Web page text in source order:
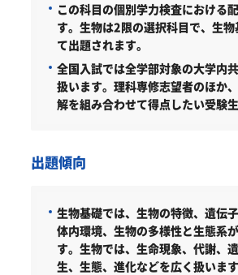
この科目の個別学力検査における
す。 生物は2限の選択科目で、生
て出題されます。
全国入試では全学部対象の大学内
扱います。理科専修志望者のほか
解を組み合わせて得点したい受験生
出題傾向
生物基礎では、生物の特徴、遺伝子
体内環境、生物の多様性と生態系
す。生物では、生命現象、代謝、
生、生態、進化などを広く扱います